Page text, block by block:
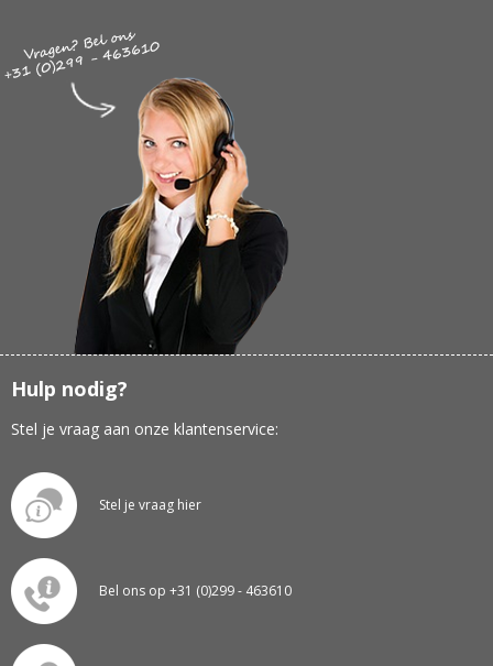
Hulp nodig?
Stel je vraag aan onze klantenservice:
Stel je vraag hier
Bel ons op +31 (0)299 - 463610